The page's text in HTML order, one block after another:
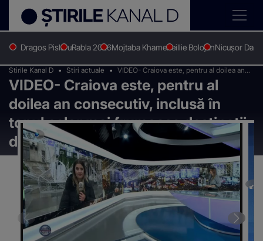
Dragos PislaruRabla 2026Mojtaba KhameneiIlie BolojanNicușor Dan
Stirile Kanal D Stiri actuale
VIDEO- Craiova este, pentru al doilea an
consecutiv, inclusă în topul celor mai
frumoase destinații de Crăciun
VIDEO- Craiova este, pentru al
doilea an consecutiv, inclusă în
topul celor mai frumoase destinații
de Crăciun